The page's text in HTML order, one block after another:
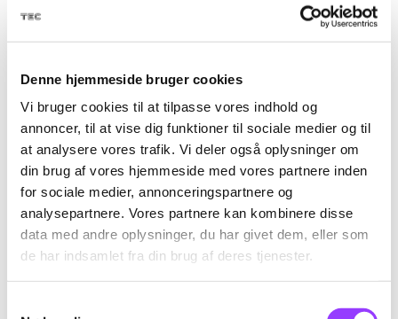
Denne hjemmeside bruger cookies
Vi bruger cookies til at tilpasse vores indhold og
annoncer, til at vise dig funktioner til sociale medier og til
at analysere vores trafik. Vi deler også oplysninger om
din brug af vores hjemmeside med vores partnere inden
for sociale medier, annonceringspartnere og
analysepartnere. Vores partnere kan kombinere disse
data med andre oplysninger, du har givet dem, eller som
de har indsamlet fra din brug af deres tjenester.
Gennemføre motiverende samtaler, der
elevens/lærlingens uddannelse og
skaber sammenhæng i
oplæringsforløbet.
Fag til kurset